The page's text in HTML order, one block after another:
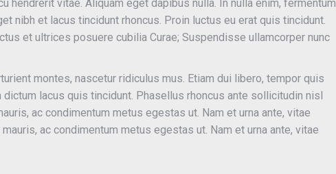
vitae. Aliquam eget dapibus nulla. In nulla enim, fermentum
nibh et lacus tincidunt rhoncus. Proin luctus eu erat quis tincidunt.
et ultrices posuere cubilia Curae; Suspendisse ullamcorper nunc
montes, nascetur ridiculus mus. Etiam dui libero, tempor quis
lacus quis tincidunt. Phasellus rhoncus ante sollicitudin nisl
ac condimentum metus egestas ut. Nam et urna ante, vitae
ac condimentum metus egestas ut. Nam et urna ante, vitae